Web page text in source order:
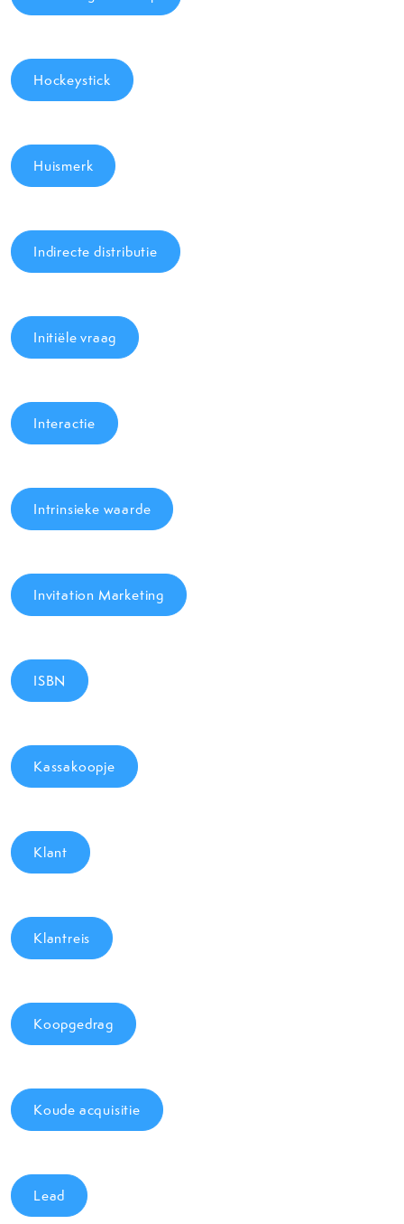
Hockeystick
Huismerk
Indirecte distributie
Initiële vraag
Interactie
Intrinsieke waarde
Invitation Marketing
ISBN
Kassakoopje
Klant
Klantreis
Koopgedrag
Koude acquisitie
Lead